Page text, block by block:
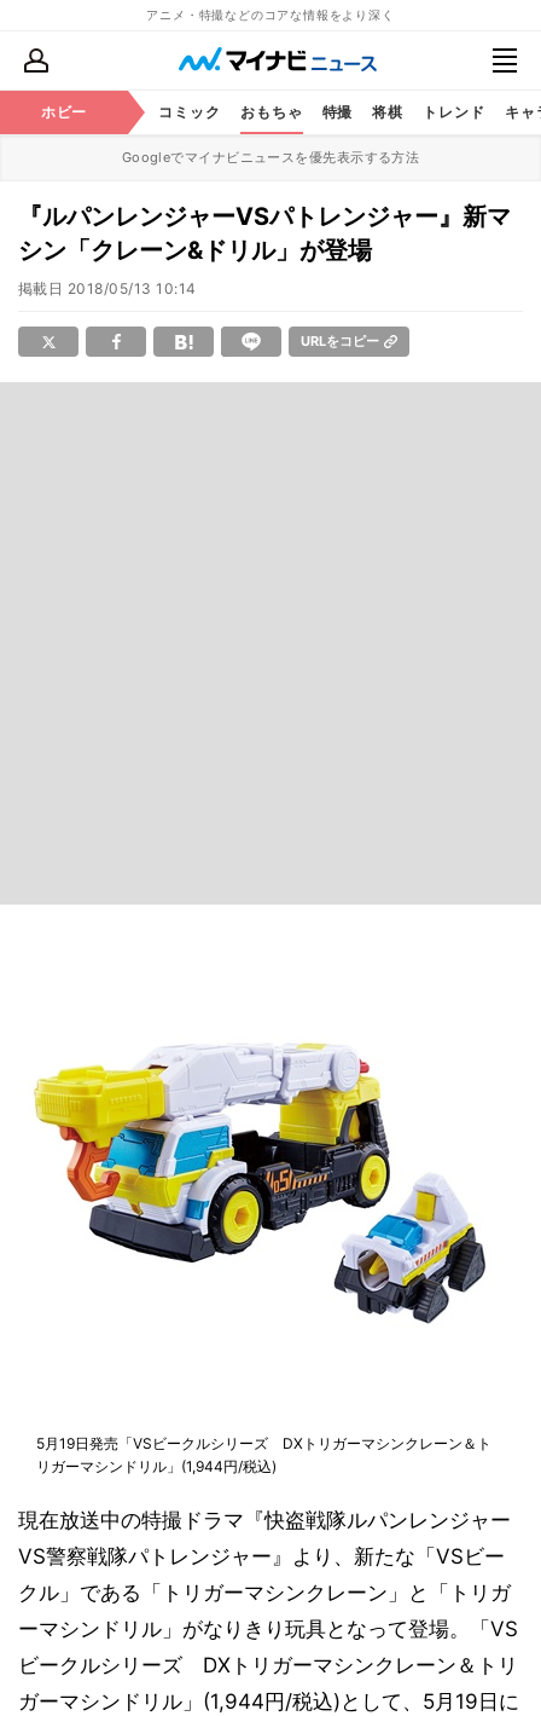
アニメ・特撮などのコアな情報をより深く
ホビー
アニメ コミック おもちゃ 特撮 将棋 トレンド キャ
Googleでマイナビニュースを優先表示する方法
『ルパンレンジャーVSパトレンジャー』新マ
シン「クレーン&ドリル」が登場
掲載日 2018/05/13 10:14
URLをコピー
5月19日発売「VSビークルシリーズ DXトリガーマシンクレーン＆ト
リガーマシンドリル」(1,944円/税込)
現在放送中の特撮ドラマ『快盗戦隊ルパンレンジャー
VS警察戦隊パトレンジャー』より、新たな「VSビー
クル」である「トリガーマシンクレーン」と「トリガ
ーマシンドリル」がなりきり玩具となって登場。「VS
ビークルシリーズ DXトリガーマシンクレーン＆トリ
ガーマシンドリル」(1,944円/税込)として、5月19日に